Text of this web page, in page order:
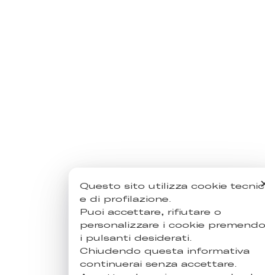
Questo sito utilizza cookie
e di profilazione.
Puoi accettare, rifiutare o
personalizzare i cookie
i pulsanti desiderati.
Chiudendo questa informativa
continuerai senza accettare.